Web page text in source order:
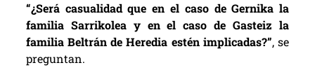
“¿Será casualidad que en el caso de Gernika la
familia Sarrikolea y en el caso de Gasteiz la
familia Beltrán de Heredia estén implicadas?”, se
preguntan.